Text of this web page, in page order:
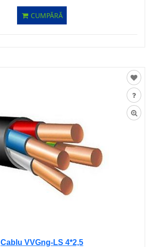
CUMPĂRĂ
Cablu VVGng-LS 4*2,5